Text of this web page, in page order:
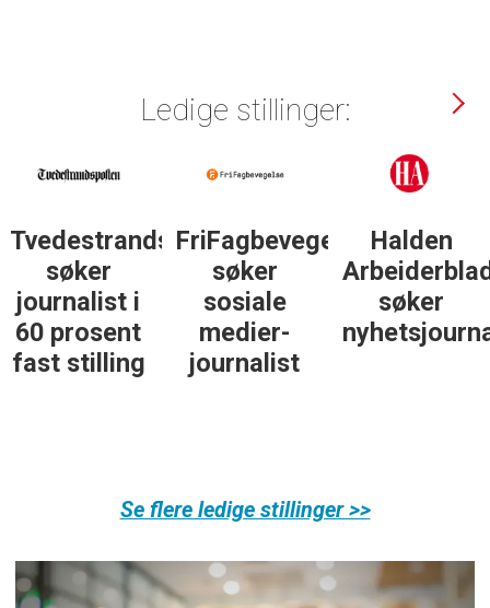
Ledige stillinger:
Tvedestrandsposten
søker
journalist i
60 prosent
fast stilling
FriFagbevegelse
søker
sosiale
medier-
journalist
Halden
søker
Se flere ledige stillinger >>